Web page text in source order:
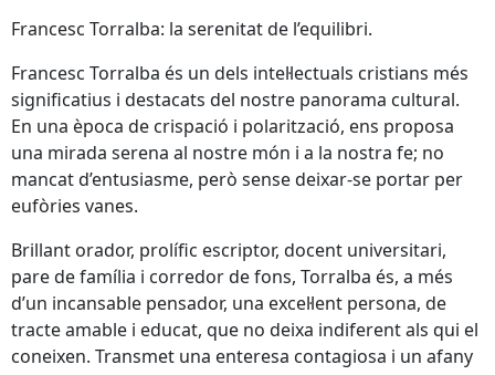
Francesc Torralba: la serenitat de l’equilibri.
Francesc Torralba és un dels intel·lectuals cristians més
significatius i destacats del nostre panorama cultural.
En una època de crispació i polarització, ens proposa
una mirada serena al nostre món i a la nostra fe; no
mancat d’entusiasme, però sense deixar-se portar per
eufòries vanes.
Brillant orador, prolífic escriptor, docent universitari,
pare de família i corredor de fons, Torralba és, a més
d’un incansable pensador, una excel·lent persona, de
tracte amable i educat, que no deixa indiferent als qui el
coneixen. Transmet una enteresa contagiosa i un afany